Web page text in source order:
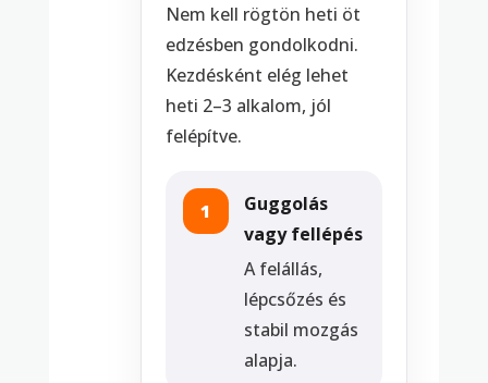
Nem kell rögtön heti öt
edzésben gondolkodni.
Kezdésként elég lehet
heti 2–3 alkalom, jól
felépítve.
1
Guggolás
vagy fellépés
A felállás,
lépcsőzés és
stabil mozgás
alapja.